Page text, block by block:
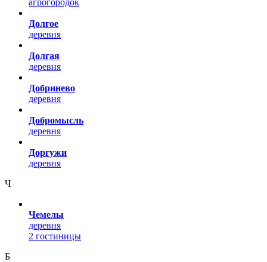
Долгое
деревня
Долгая
деревня
Добринево
деревня
Добромысль
деревня
Доргужи
деревня
Ч
Чемелы
деревня
2 гостиницы
Б